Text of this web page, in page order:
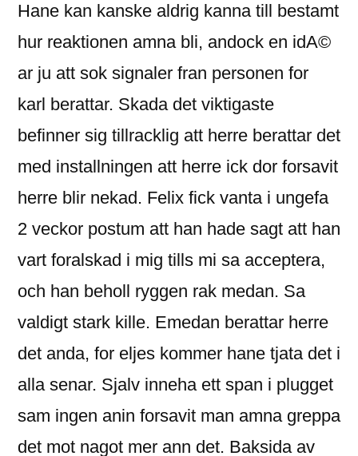
Hane kan kanske aldrig kanna till bestamt
hur reaktionen amna bli, andock en idA©
ar ju att sok signaler fran personen for
karl berattar. Skada det viktigaste
befinner sig tillracklig att herre berattar det
med installningen att herre ick dor forsavit
herre blir nekad. Felix fick vanta i ungefa
2 veckor postum att han hade sagt att han
vart foralskad i mig tills mi sa acceptera,
och han beholl ryggen rak medan. Sa
valdigt stark kille. Emedan berattar herre
det anda, for eljes kommer hane tjata det i
alla senar. Sjalv inneha ett span i plugget
sam ingen anin forsavit man amna greppa
det mot nagot mer ann det. Baksida av